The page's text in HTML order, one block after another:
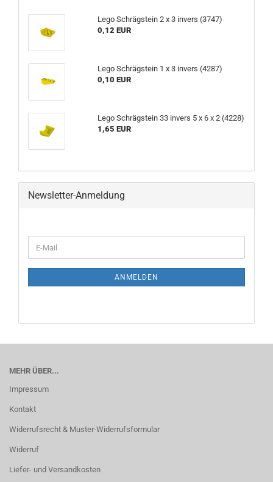
Lego Schrägstein 2 x 3 invers (3747)
0,12 EUR
Lego Schrägstein 1 x 3 invers (4287)
0,10 EUR
Lego Schrägstein 33 invers 5 x 6 x 2 (4228)
1,65 EUR
Newsletter-Anmeldung
ANMELDEN
MEHR ÜBER...
Impressum
Kontakt
Widerrufsrecht & Muster-Widerrufsformular
Widerruf
Liefer- und Versandkosten